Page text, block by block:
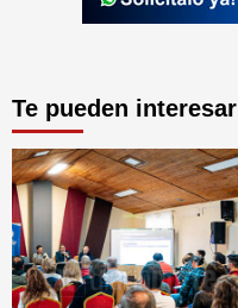
Te pueden interesar